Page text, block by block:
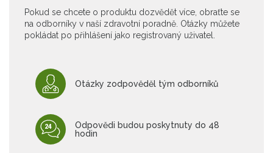
Pokud se chcete o produktu dozvědět více, obraťte se
na odborníky v naší zdravotní poradně. Otázky můžete
pokládat po přihlášení jako registrovaný uživatel.
Otázky zodpověděl tým odborníků
Odpovědi budou poskytnuty do 48
hodin